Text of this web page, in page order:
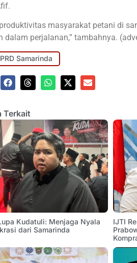
masyarakat petani di
dalam perjalanan,” tambahnya.
Samarinda
Terkait
Kudatuli: Menjaga Nyala
dari Samarinda
IJTI